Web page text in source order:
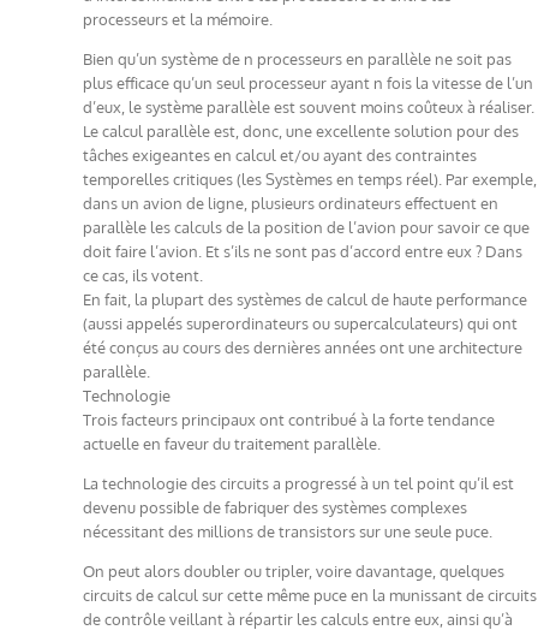
processeurs et la mémoire.
Bien qu’un système de n processeurs en parallèle ne soit pas
plus efficace qu’un seul processeur ayant n fois la vitesse de l’un
d’eux, le système parallèle est souvent moins coûteux à réaliser.
Le calcul parallèle est, donc, une excellente solution pour des
tâches exigeantes en calcul et/ou ayant des contraintes
temporelles critiques (les Systèmes en temps réel). Par exemple,
dans un avion de ligne, plusieurs ordinateurs effectuent en
parallèle les calculs de la position de l’avion pour savoir ce que
doit faire l’avion. Et s’ils ne sont pas d’accord entre eux ? Dans
ce cas, ils votent.
En fait, la plupart des systèmes de calcul de haute performance
(aussi appelés superordinateurs ou supercalculateurs) qui ont
été conçus au cours des dernières années ont une architecture
parallèle.
Technologie
Trois facteurs principaux ont contribué à la forte tendance
actuelle en faveur du traitement parallèle.
La technologie des circuits a progressé à un tel point qu’il est
devenu possible de fabriquer des systèmes complexes
nécessitant des millions de transistors sur une seule puce.
On peut alors doubler ou tripler, voire davantage, quelques
circuits de calcul sur cette même puce en la munissant de circuits
de contrôle veillant à répartir les calculs entre eux, ainsi qu’à